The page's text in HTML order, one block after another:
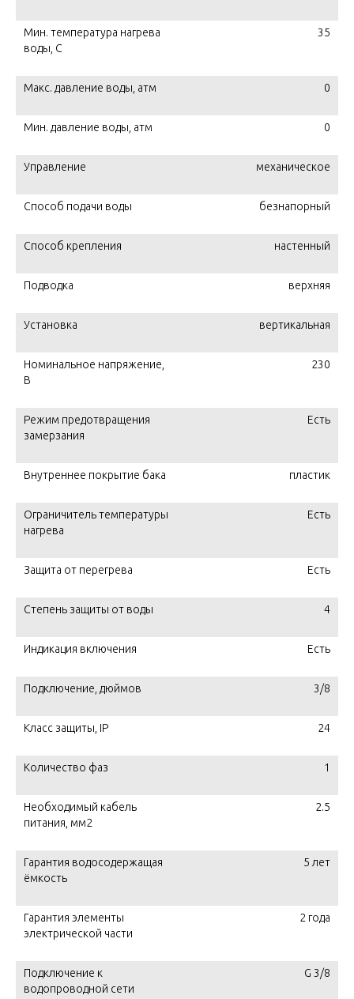
Мин. температура нагрева
воды, C
35
Макс. давление воды, атм 0
Мин. давление воды, атм 0
Управление механическое
Способ подачи воды безнапорный
Способ крепления настенный
Подводка верхняя
Установка вертикальная
Номинальное напряжение,
В
230
Режим предотвращения
замерзания
Есть
Внутреннее покрытие бака пластик
Ограничитель температуры
нагрева
Есть
Защита от перегрева Есть
Степень защиты от воды 4
Индикация включения Есть
Подключение, дюймов 3/8
Класс защиты, IP 24
Количество фаз 1
Необходимый кабель
питания, мм2
2.5
Гарантия водосодержащая
ёмкость
5 лет
Гарантия элементы
электрической части
2 года
Подключение к
водопроводной сети
G 3/8